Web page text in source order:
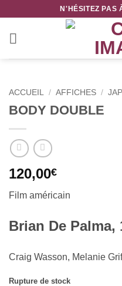
contenu
N'HÉSITEZ PAS
ACCUEIL / AFFICHES /
BODY DOUBLE
120,00€
Film américain
Brian De Palma,
Craig Wasson, Melanie
Rupture de stock